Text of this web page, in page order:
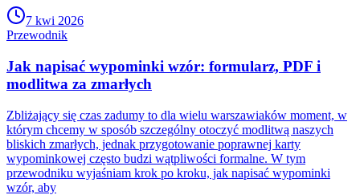
7 kwi 2026
Przewodnik
Jak napisać wypominki wzór: formularz, PDF i
modlitwa za zmarłych
Zbliżający się czas zadumy to dla wielu warszawiaków moment, w
którym chcemy w sposób szczególny otoczyć modlitwą naszych
bliskich zmarłych, jednak przygotowanie poprawnej karty
wypominkowej często budzi wątpliwości formalne. W tym
przewodniku wyjaśniam krok po kroku, jak napisać wypominki
wzór, aby